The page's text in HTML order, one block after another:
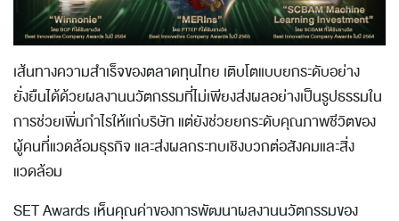
เส้นทางความสำเร็จของตลาดทุนไทย เติบโตแบบยกระดับอย่าง
ยั่งยืนได้ด้วยผลงานนวัตกรรมที่ไม่เพียงส่งผลอย่างเป็นรูปธรรมใน
การช่วยเพิ่มกำไรให้แก่บริษัท แต่ยังช่วยยกระดับคุณภาพชีวิตของ
ผู้คนที่แวดล้อมธุรกิจ และส่งผลกระทบเชิงบวกต่อสังคมและสิ่ง
แวดล้อม
SET Awards เห็นคุณค่าของการพัฒนาผลงานนวัตกรรมของ